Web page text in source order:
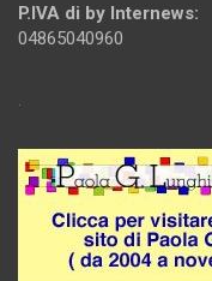
P.IVA di by Internews:
04865040960
.